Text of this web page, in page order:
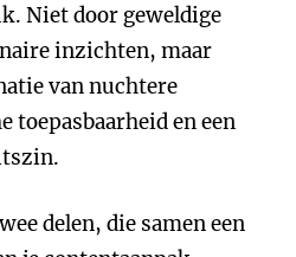
Niet door geweldige
inzichten, maar
van nuchtere
en een
delen, die samen een